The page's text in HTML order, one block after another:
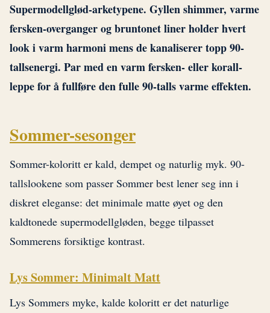
Supermodellglød-arketypene. Gyllen shimmer, varme
fersken-overganger og bruntonet liner holder hvert
look i varm harmoni mens de kanaliserer topp 90-
tallsenergi. Par med en varm fersken- eller korall-
leppe for å fullføre den fulle 90-talls varme effekten.
Sommer-sesonger
Sommer-koloritt er kald, dempet og naturlig myk. 90-
tallslookene som passer Sommer best lener seg inn i
diskret eleganse: det minimale matte øyet og den
kaldtonede supermodellgløden, begge tilpasset
Sommerens forsiktige kontrast.
Lys Sommer: Minimalt Matt
Lys Sommers myke, kalde koloritt er det naturlige